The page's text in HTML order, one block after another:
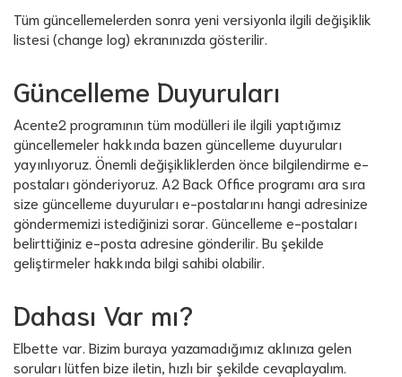
Tüm güncellemelerden sonra yeni versiyonla ilgili değişiklik
listesi (change log) ekranınızda gösterilir.
Güncelleme Duyuruları
Acente2 programının tüm modülleri ile ilgili yaptığımız
güncellemeler hakkında bazen güncelleme duyuruları
yayınlıyoruz. Önemli değişikliklerden önce bilgilendirme e-
postaları gönderiyoruz. A2 Back Office programı ara sıra
size güncelleme duyuruları e-postalarını hangi adresinize
göndermemizi istediğinizi sorar. Güncelleme e-postaları
belirttiğiniz e-posta adresine gönderilir. Bu şekilde
geliştirmeler hakkında bilgi sahibi olabilir.
Dahası Var mı?
Elbette var. Bizim buraya yazamadığımız aklınıza gelen
soruları lütfen bize iletin, hızlı bir şekilde cevaplayalım.